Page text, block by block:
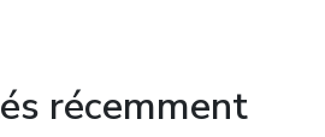
récemment